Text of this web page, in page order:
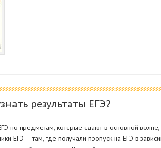
результаты ЕГЭ?
по предметам, которые сдают в основной
ЕГЭ — там, где получали пропуск на ЕГЭ в